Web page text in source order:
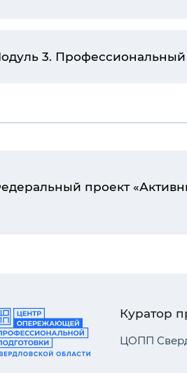
3. Профессиональный
проект
Куратор
ЦОПП